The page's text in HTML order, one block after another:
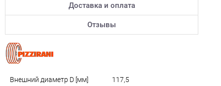
Доставка и оплата
Отзывы
Внешний диаметр D [мм]
117,5